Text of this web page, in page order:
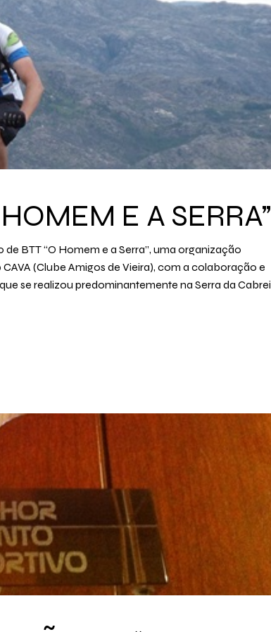
E A SERRA”
BTT “O Homem e a Serra”, uma organização
(Clube Amigos de Vieira), com a colaboração e
se realizou predominantemente na Serra da Cabrei